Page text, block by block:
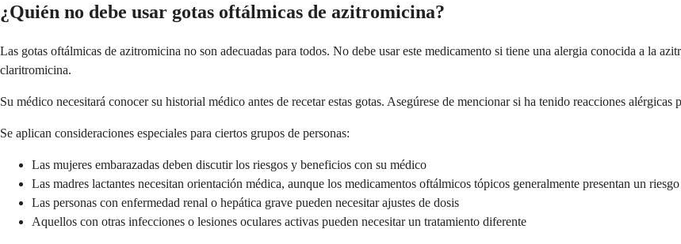
¿Quién no debe usar gotas oftálmicas de azitromicina?
Las gotas oftálmicas de azitromicina no son adecuadas para todos. No debe usar este medicamento si tiene una alergia conocida a la
claritromicina.
Su médico necesitará conocer su historial médico antes de recetar estas gotas. Asegúrese de mencionar si ha tenido reacciones
Se aplican consideraciones especiales para ciertos grupos de personas:
Las mujeres embarazadas deben discutir los riesgos y beneficios con su médico
Las madres lactantes necesitan orientación médica, aunque los medicamentos oftálmicos tópicos generalmente presentan un
Las personas con enfermedad renal o hepática grave pueden necesitar ajustes de dosis
Aquellos con otras infecciones o lesiones oculares activas pueden necesitar un tratamiento diferente